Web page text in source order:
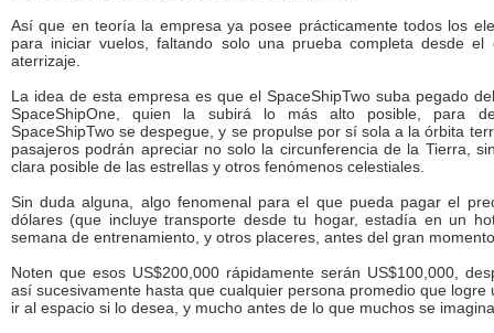
Así que en teoría la empresa ya posee prácticamente todos los
para iniciar vuelos, faltando solo una prueba completa desde el
aterrizaje.
La idea de esta empresa es que el SpaceShipTwo suba pegado
SpaceShipOne, quien la subirá lo más alto posible, para
SpaceShipTwo se despegue, y se propulse por sí sola a la órbita
pasajeros podrán apreciar no solo la circunferencia de la Tierra,
clara posible de las estrellas y otros fenómenos celestiales.
Sin duda alguna, algo fenomenal para el que pueda pagar el
dólares (que incluye transporte desde tu hogar, estadía en un
semana de entrenamiento, y otros placeres, antes del gran
Noten que esos US$200,000 rápidamente serán US$100,000,
así sucesivamente hasta que cualquier persona promedio que logre
ir al espacio si lo desea, y mucho antes de lo que muchos se